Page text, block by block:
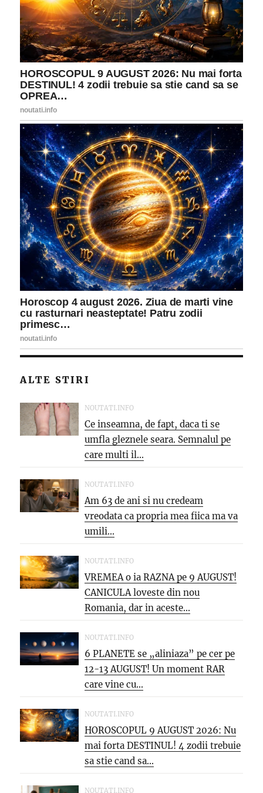
ALTE STIRI
NOUTATI.INFO
Ce inseamna, de fapt, daca ti se
umfla gleznele seara. Semnalul pe
care multi il...
NOUTATI.INFO
Am 63 de ani si nu credeam
vreodata ca propria mea fiica ma va
umili...
NOUTATI.INFO
VREMEA o ia RAZNA pe 9 AUGUST!
CANICULA loveste din nou
Romania, dar in aceste...
NOUTATI.INFO
6 PLANETE se „aliniaza” pe cer pe
12-13 AUGUST! Un moment RAR
care vine cu...
NOUTATI.INFO
HOROSCOPUL 9 AUGUST 2026: Nu
mai forta DESTINUL! 4 zodii trebuie
sa stie cand sa...
NOUTATI.INFO